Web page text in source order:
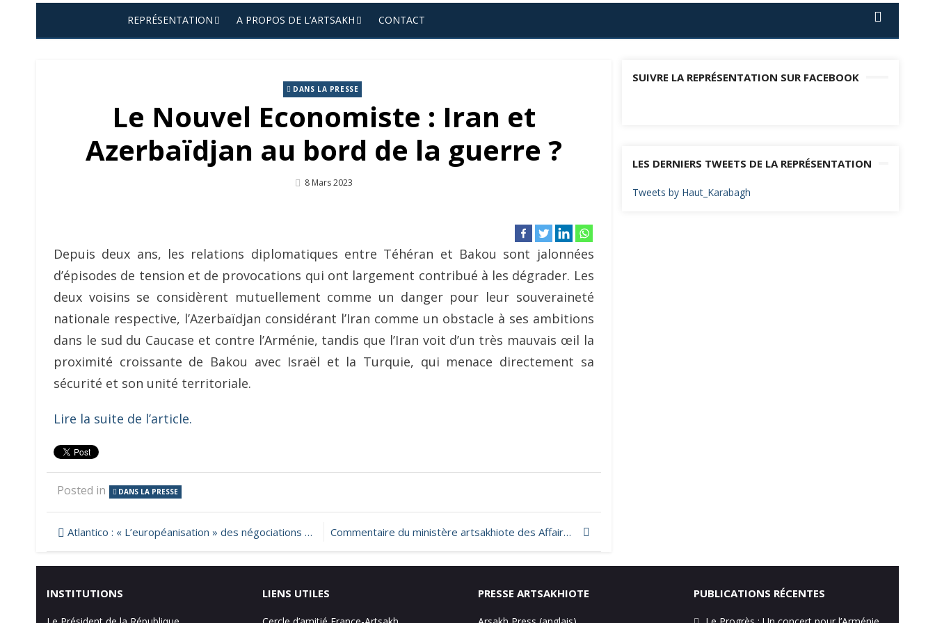
REPRÉSENTATION A PROPOS DE L’ARTSAKH CONTACT
DANS LA PRESSE
Le Nouvel Economiste : Iran et
Azerbaïdjan au bord de la guerre ?
Posted
8 Mars 2023
Depuis deux ans, les relations diplomatiques entre Téhéran et Bakou sont jalonnées
d’épisodes de tension et de provocations qui ont largement contribué à les dégrader. Les
deux voisins se considèrent mutuellement comme un danger pour leur souveraineté
nationale respective, l’Azerbaïdjan considérant l’Iran comme un obstacle à ses ambitions
dans le sud du Caucase et contre l’Arménie, tandis que l’Iran voit d’un très mauvais œil la
proximité croissante de Bakou avec Israël et la Turquie, qui menace directement sa
sécurité et son unité territoriale.
Lire la suite de l’article.
Posted in DANS LA PRESSE
Navigation
de
l’article
Atlantico : « L’européanisation » des négociations entre l’Arménie et l’Azerbaïdjan, un échec pour la Russie Commentaire du ministère artsakhiote des Affaires étrangères relatif au communiqué du ministère azéri de la Défense
SUIVRE LA REPRÉSENTATION SUR FACEBOOK
LES DERNIERS TWEETS DE LA REPRÉSENTATION
Tweets by Haut_Karabagh
INSTITUTIONS LIENS UTILES PRESSE ARTSAKHIOTE PUBLICATIONS RÉCENTES